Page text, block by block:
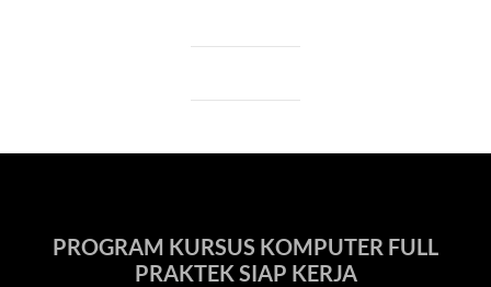
PROGRAM KURSUS KOMPUTER FULL
PRAKTEK SIAP KERJA